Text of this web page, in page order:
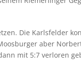
Die Karlsfelder
aber
mit 5:7 verloren